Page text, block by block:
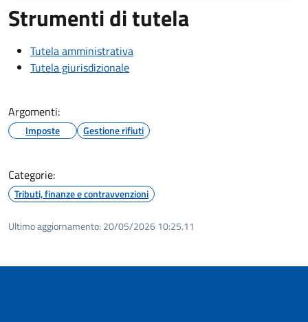
Strumenti di tutela
Tutela amministrativa
Tutela giurisdizionale
Argomenti:
Imposte Gestione rifiuti
Categorie:
Tributi, finanze e contravvenzioni
Ultimo aggiornamento: 20/05/2026 10:25.11